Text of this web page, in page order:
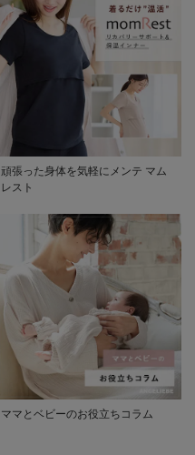
頑張った身体を気軽にメンテ マム
レスト
ママとベビーのお役立ちコラム